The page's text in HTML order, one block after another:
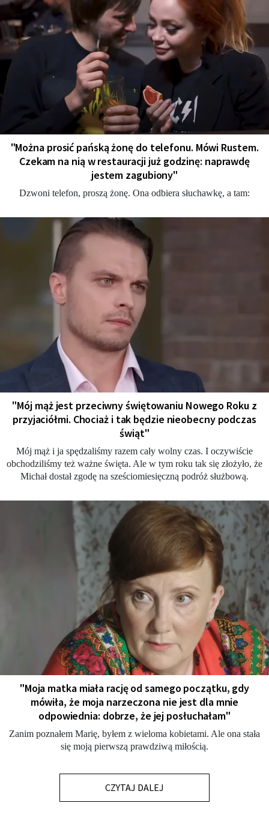
"Można prosić pańską żonę do telefonu. Mówi Rustem.
Czekam na nią w restauracji już godzinę: naprawdę
jestem zagubiony"
Dzwoni telefon, proszą żonę. Ona odbiera słuchawkę, a tam:
"Mój mąż jest przeciwny świętowaniu Nowego Roku z
przyjaciółmi. Chociaż i tak będzie nieobecny podczas
świąt"
Mój mąż i ja spędzaliśmy razem cały wolny czas. I oczywiście
obchodziliśmy też ważne święta. Ale w tym roku tak się złożyło, że
Michał dostał zgodę na sześciomiesięczną podróż służbową.
"Moja matka miała rację od samego początku, gdy
mówiła, że moja narzeczona nie jest dla mnie
odpowiednia: dobrze, że jej posłuchałam"
Zanim poznałem Marię, byłem z wieloma kobietami. Ale ona stała
się moją pierwszą prawdziwą miłością.
CZYTAJ DALEJ